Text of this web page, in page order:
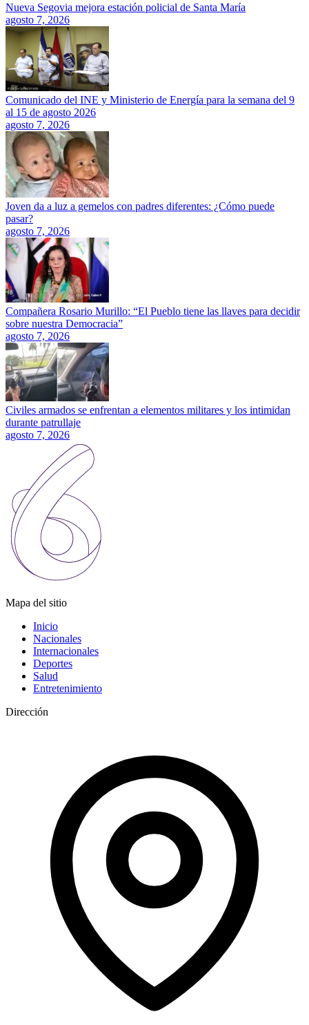
Nueva Segovia mejora estación policial de Santa María
agosto 7, 2026
Comunicado del INE y Ministerio de Energía para la semana del 9
al 15 de agosto 2026
agosto 7, 2026
Joven da a luz a gemelos con padres diferentes: ¿Cómo puede
pasar?
agosto 7, 2026
Compañera Rosario Murillo: “El Pueblo tiene las llaves para decidir
sobre nuestra Democracia”
agosto 7, 2026
Civiles armados se enfrentan a elementos militares y los intimidan
durante patrullaje
agosto 7, 2026
Mapa del sitio
Inicio
Nacionales
Internacionales
Deportes
Salud
Entretenimiento
Dirección